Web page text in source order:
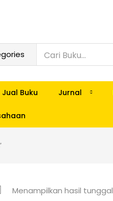
Jual Buku Jurnal
Menampilkan hasil tunggal